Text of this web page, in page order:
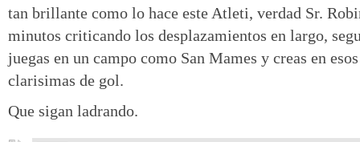
tan brillante como lo hace este Atleti, verdad Sr.
minutos criticando los desplazamientos en largo,
juegas en un campo como San Mames y creas en
clarisimas de gol.
Que sigan ladrando.